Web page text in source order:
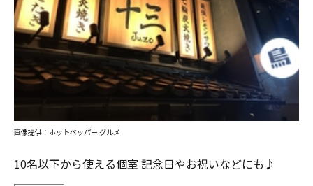
10名以下から使える個室 記念日やお祝いなどにも♪
画像提供：ホットペッパー グルメ